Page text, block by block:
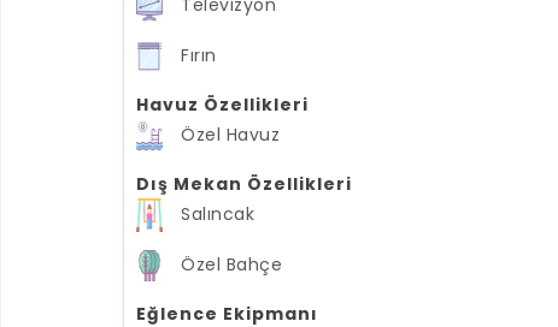
Fırın
Havuz Özellikleri
Özel Havuz
Dış Mekan Özellikleri
Salıncak
Özel Bahçe
Eğlence Ekipmanı